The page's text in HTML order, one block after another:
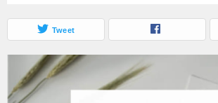
Tweet